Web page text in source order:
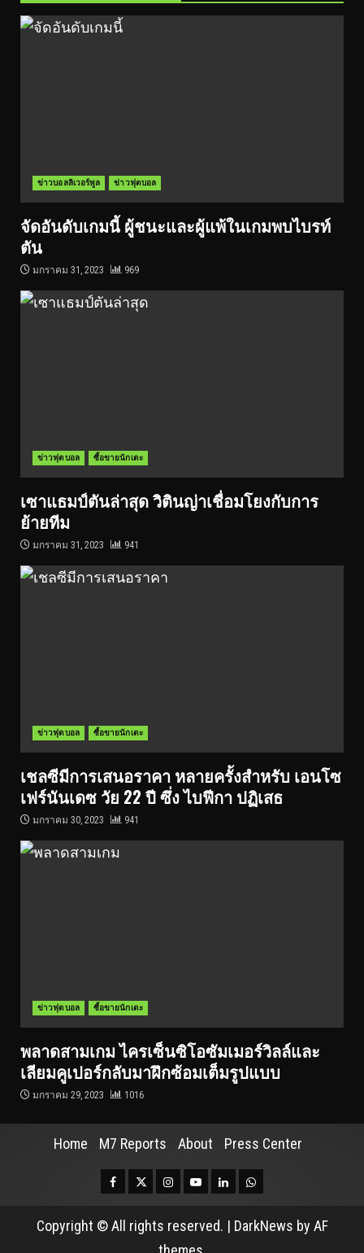
ข่าวบอลลิเวอร์พูล ข่าวฟุตบอล
จัดอันดับเกมนี้ ผู้ชนะและผู้แพ้ในเกมพบไบรท์
ตัน
มกราคม 31, 2023 969
ข่าวฟุตบอล ซื้อขายนักเตะ
เซาแธมป์ตันล่าสุด วิตินญ่าเชื่อมโยงกับการ
ย้ายทีม
มกราคม 31, 2023 941
ข่าวฟุตบอล ซื้อขายนักเตะ
เชลซีมีการเสนอราคา หลายครั้งสำหรับ เอนโซ
เฟร์นันเดซ วัย 22 ปี ซึ่ง ไบฟีกา ปฏิเสธ
มกราคม 30, 2023 941
ข่าวฟุตบอล ซื้อขายนักเตะ
พลาดสามเกม ไครเซ็นซิโอซัมเมอร์วิลล์และ
เลียมคูเปอร์กลับมาฝึกซ้อมเต็มรูปแบบ
มกราคม 29, 2023 1016
Home M7 Reports About Press Center
Facebook
TwitterInstagram
YoutubeLinkedinWhatsapp
Copyright © All rights reserved. | DarkNews by AF